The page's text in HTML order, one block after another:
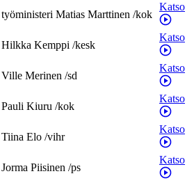
työministeri Matias Marttinen /kok
Katso
Hilkka Kemppi /kesk
Katso
Ville Merinen /sd
Katso
Pauli Kiuru /kok
Katso
Tiina Elo /vihr
Katso
Jorma Piisinen /ps
Katso